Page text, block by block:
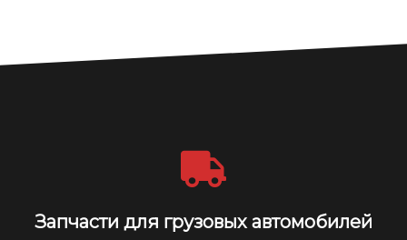
Запчасти для грузовых автомобилей